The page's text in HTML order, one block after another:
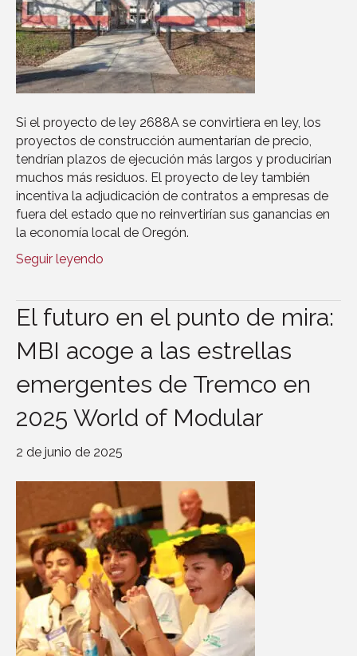
Si el proyecto de ley 2688A se convirtiera en ley, los
proyectos de construcción aumentarían de precio,
tendrían plazos de ejecución más largos y producirían
muchos más residuos. El proyecto de ley también
incentiva la adjudicación de contratos a empresas de
fuera del estado que no reinvertirían sus ganancias en
la economía local de Oregón.
Seguir leyendo
El futuro en el punto de mira:
MBI acoge a las estrellas
emergentes de Tremco en
2025 World of Modular
2 de junio de 2025